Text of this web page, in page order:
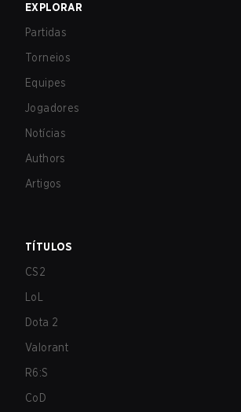
EXPLORAR
Partidas
Torneios
Equipes
Jogadores
Notícias
Authors
Artigos
TÍTULOS
CS2
LoL
Dota 2
Valorant
R6:S
CoD